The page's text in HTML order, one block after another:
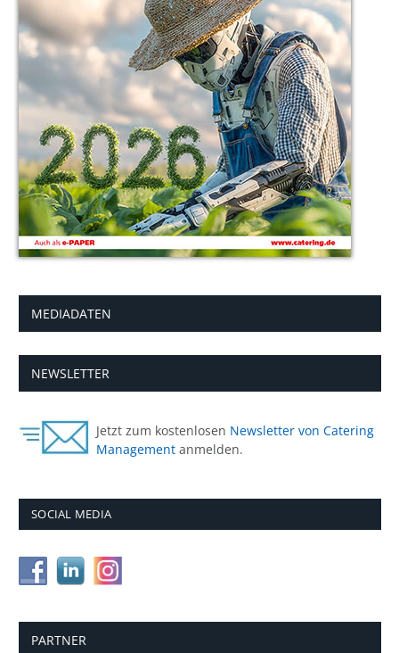
MEDIADATEN
NEWSLETTER
Jetzt zum kostenlosen Newsletter von Catering
Management anmelden.
SOCIAL MEDIA
PARTNER